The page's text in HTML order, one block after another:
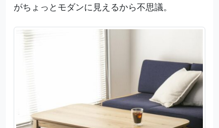
がちょっとモダンに見えるから不思議。